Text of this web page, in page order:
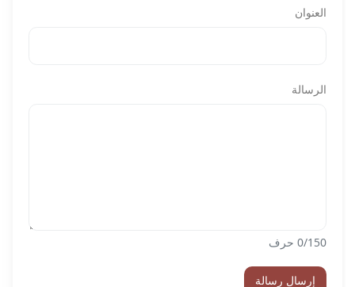
العنوان
الرسالة
0/150 حرف
إرسال رسالة